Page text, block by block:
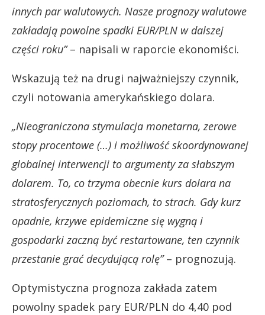
innych par walutowych. Nasze prognozy walutowe
zakładają powolne spadki EUR/PLN w dalszej
części roku”– napisali w raporcie ekonomiści.
Wskazują też na drugi najważniejszy czynnik,
czyli notowania amerykańskiego dolara.
„Nieograniczona stymulacja monetarna, zerowe
stopy procentowe (…) i możliwość skoordynowanej
globalnej interwencji to argumenty za słabszym
dolarem. To, co trzyma obecnie kurs dolara na
stratosferycznych poziomach, to strach. Gdy kurz
opadnie, krzywe epidemiczne się wygną i
gospodarki zaczną być restartowane, ten czynnik
przestanie grać decydującą rolę”– prognozują.
Optymistyczna prognoza zakłada zatem
powolny spadek pary EUR/PLN do 4,40 pod